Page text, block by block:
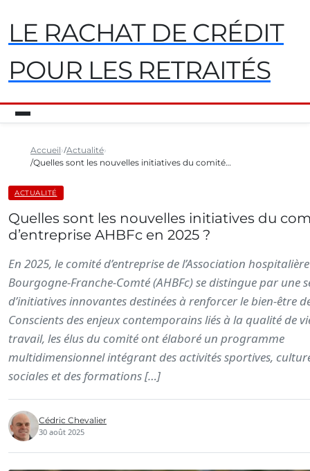
LE RACHAT DE CRÉDIT
POUR LES RETRAITÉS
Accueil Actualité
Quelles sont les nouvelles initiatives du comité…
ACTUALITÉ
Quelles sont les nouvelles initiatives du
d’entreprise AHBFc en 2025 ?
En 2025, le comité d’entreprise de l’Association
Bourgogne-Franche-Comté (AHBFc) se distingue par une
d’initiatives innovantes destinées à renforcer le bien-être
Conscients des enjeux contemporains liés à la qualité de
travail, les élus du comité ont élaboré un programme
multidimensionnel intégrant des activités sportives,
sociales et des formations […]
Cédric Chevalier
30 août 2025